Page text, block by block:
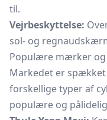
til.
Vejrbeskyttelse:
sol- og
Populære mærker
Markedet er
forskellige typer af
populære og